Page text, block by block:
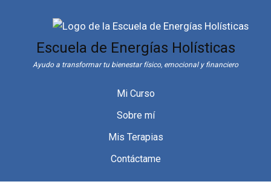
Escuela de Energías Holísticas
Ayudo a transformar tu bienestar físico, emocional y financiero
Mi Curso
Sobre mí
Mis Terapias
Contáctame